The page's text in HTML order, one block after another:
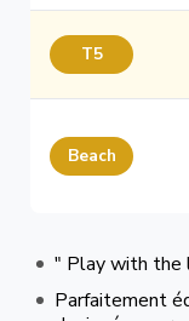
T5
Beach
" Play with the
Parfaitement